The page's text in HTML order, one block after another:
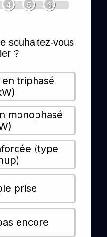
4 5 6
souhaitez-vous
?
triphasé
monophasé
(type
prise
encore